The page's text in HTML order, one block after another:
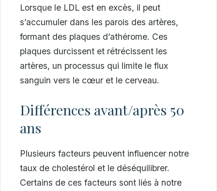
Lorsque le LDL est en excès, il peut
s’accumuler dans les parois des artères,
formant des plaques d’athérome. Ces
plaques durcissent et rétrécissent les
artères, un processus qui limite le flux
sanguin vers le cœur et le cerveau.
Différences avant/après 50
ans
Plusieurs facteurs peuvent influencer notre
taux de cholestérol et le déséquilibrer.
Certains de ces facteurs sont liés à notre